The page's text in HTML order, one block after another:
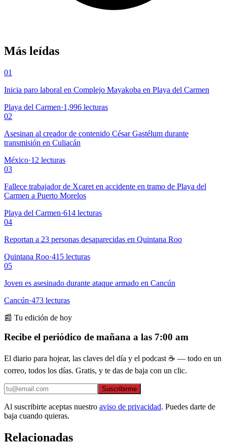
Más leídas
01
Inicia paro laboral en Complejo Mayakoba en Playa del Carmen
Playa del Carmen·1,996 lecturas
02
Asesinan al creador de contenido César Gastélum durante
transmisión en Culiacán
México·12 lecturas
03
Fallece trabajador de Xcaret en accidente en tramo de Playa del
Carmen a Puerto Morelos
Playa del Carmen·614 lecturas
04
Reportan a 23 personas desaparecidas en Quintana Roo
Quintana Roo·415 lecturas
05
Joven es asesinado durante ataque armado en Cancún
Cancún·473 lecturas
📰 Tu edición de hoy
Recibe el periódico de mañana a las 7:00 am
El diario para hojear, las claves del día y el podcast ☕ — todo en un
correo, todos los días. Gratis, y te das de baja con un clic.
Suscribirme
Al suscribirte aceptas nuestro aviso de privacidad. Puedes darte de
baja cuando quieras.
Relacionadas